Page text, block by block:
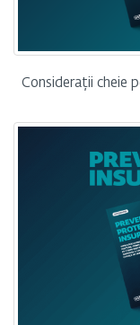
Considerații cheie